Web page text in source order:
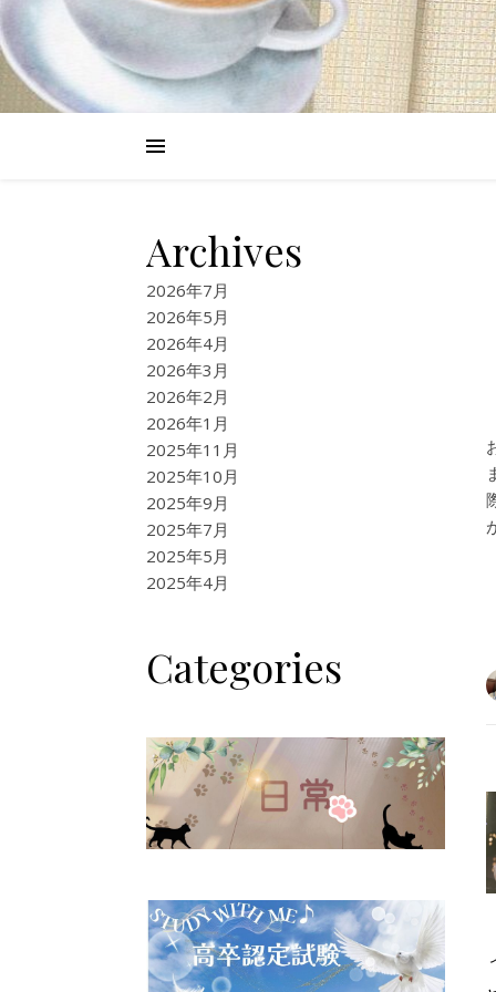
Archives
2026年7月
2026年5月
2026年4月
2026年3月
2026年2月
2026年1月
2025年11月
2025年10月
2025年9月
2025年7月
2025年5月
2025年4月
Categories